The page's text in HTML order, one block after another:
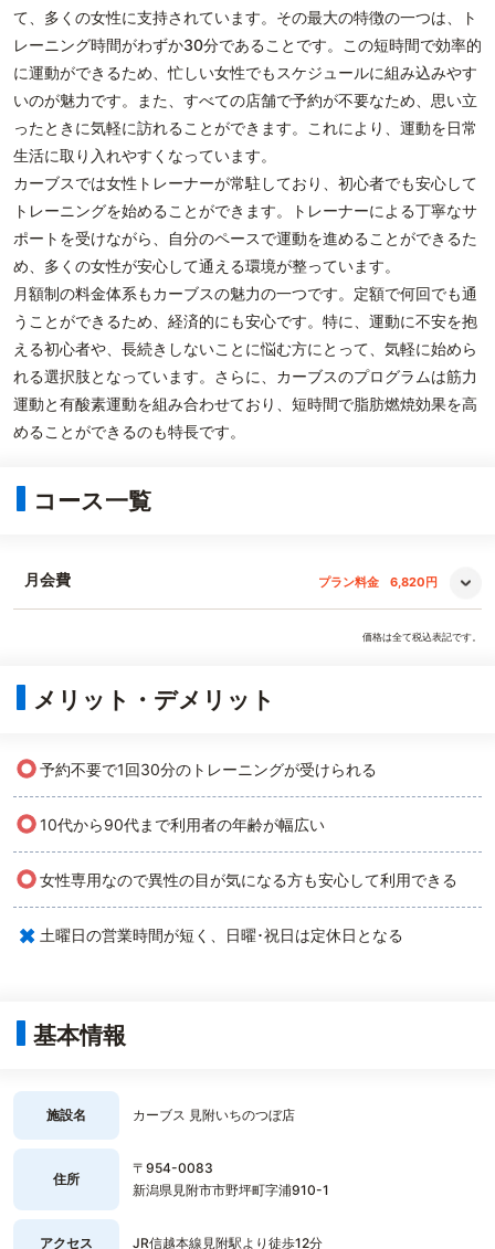
て、多くの女性に支持されています。その最大の特徴の一つは、ト
レーニング時間がわずか30分であることです。この短時間で効率的
に運動ができるため、忙しい女性でもスケジュールに組み込みやす
いのが魅力です。また、すべての店舗で予約が不要なため、思い立
ったときに気軽に訪れることができます。これにより、運動を日常
生活に取り入れやすくなっています。
カーブスでは女性トレーナーが常駐しており、初心者でも安心して
トレーニングを始めることができます。トレーナーによる丁寧なサ
ポートを受けながら、自分のペースで運動を進めることができるた
め、多くの女性が安心して通える環境が整っています。
月額制の料金体系もカーブスの魅力の一つです。定額で何回でも通
うことができるため、経済的にも安心です。特に、運動に不安を抱
える初心者や、長続きしないことに悩む方にとって、気軽に始めら
れる選択肢となっています。さらに、カーブスのプログラムは筋力
運動と有酸素運動を組み合わせており、短時間で脂肪燃焼効果を高
めることができるのも特長です。
コース一覧
月会費 プラン料金 6,820円
価格は全て税込表記です。
メリット・デメリット
○予約不要で1回30分のトレーニングが受けられる
○10代から90代まで利用者の年齢が幅広い
○女性専用なので異性の目が気になる方も安心して利用できる
× 土曜日の営業時間が短く、日曜･祝日は定休日となる
基本情報
施設名 カーブス 見附いちのつぼ店
住所
〒954-0083
新潟県見附市市野坪町字浦910-1
アクセス JR信越本線見附駅より徒歩12分